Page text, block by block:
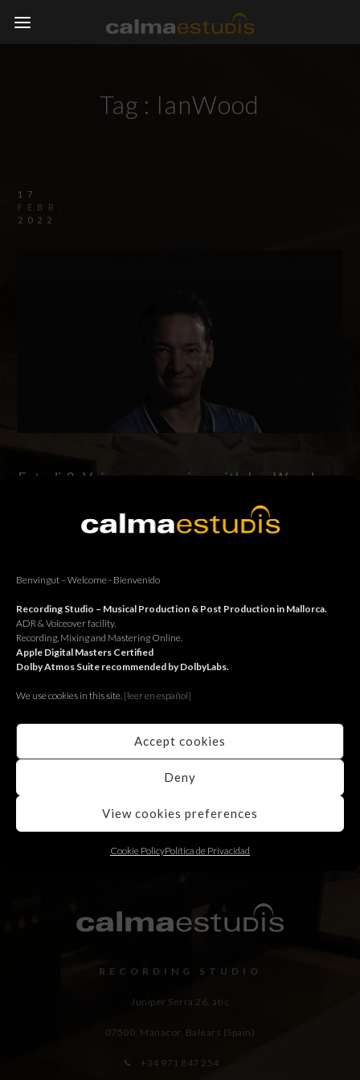
Benvingut – Welcome - Bienvenido
Recording Studio – Musical Production & Post Production in Mallorca.
ADR & Voiceover facility.
Recording, Mixing and Mastering Online.
Apple Digital Masters Certified
Dolby Atmos Suite recommended by DolbyLabs.
We use cookies in this site. [leer en español]
Accept cookies
Deny
View cookies preferences
Cookie PolicyPolítica de Privacidad
Tag : IanWood
17
FEBR.
2022
Estudi 2: Voiceover session with Ian Wood.
Estudi 2: Voiceover session with Ian Wood in connection with
AudioBerlin. Estudi 2: Sessió de locucions amb Ian Wood en
RECORDING STUDIO
Juniper Serra 26, àtic
07500, Manacor, Balears (Spain)
+34 971 847 254